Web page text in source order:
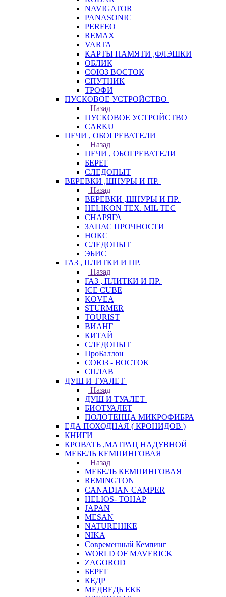
NAVIGATOR
PANASONIC
PERFEO
REMAX
VARTA
КАРТЫ ПАМЯТИ ,ФЛЭШКИ
ОБЛИК
СОЮЗ ВОСТОК
СПУТНИК
ТРОФИ
ПУСКОВОЕ УСТРОЙСТВО
Назад
ПУСКОВОЕ УСТРОЙСТВО
CARKU
ПЕЧИ , ОБОГРЕВАТЕЛИ
Назад
ПЕЧИ , ОБОГРЕВАТЕЛИ
БЕРЕГ
СЛЕДОПЫТ
ВЕРЕВКИ ,ШНУРЫ И ПР.
Назад
ВЕРЕВКИ ,ШНУРЫ И ПР.
HELIKON TEX. MIL TEC
СНАРЯГА
ЗАПАС ПРОЧНОСТИ
НОКС
СЛЕДОПЫТ
ЭБИС
ГАЗ , ПЛИТКИ И ПР.
Назад
ГАЗ , ПЛИТКИ И ПР.
ICE CUBE
KOVEA
STURMER
TOURIST
ВИАНГ
КИТАЙ
СЛЕДОПЫТ
ПроБаллон
СОЮЗ - ВОСТОК
СПЛАВ
ДУШ И ТУАЛЕТ
Назад
ДУШ И ТУАЛЕТ
БИОТУАЛЕТ
ПОЛОТЕНЦА МИКРОФИБРА
ЕДА ПОХОДНАЯ ( КРОНИДОВ )
КНИГИ
КРОВАТЬ ,МАТРАЦ НАДУВНОЙ
МЕБЕЛЬ КЕМПИНГОВАЯ
Назад
МЕБЕЛЬ КЕМПИНГОВАЯ
REMINGTON
CANADIAN CAMPER
HELIOS- ТОНАР
JAPAN
MESAN
NATUREHIKE
NIKA
Современный Кемпинг
WORLD OF MAVERICK
ZAGOROD
БЕРЕГ
КЕДР
МЕДВЕДЬ ЕКБ